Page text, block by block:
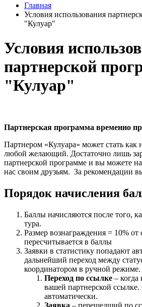
Главная
Условия использования
"Кулуар"
Условия
партнерской
"Кулуар"
Партнерская программа временно
Партнером «Кулуара» может стать как
любой желающий. Достаточно лишь
партнерской программе и вы можете
нас своим друзьям. За рекомендации
Порядок начисления
Баллы начисляются после того,
тура.
Размер вознаграждения = 10% от
пересчитывается в баллы
Заявки в статистику попадают
дальнейший переход между
координатором в ручной режиме.
Переход по ссылке – когда
вашей партнерской ссылке.
автоматически.
Заявка – перешедший по